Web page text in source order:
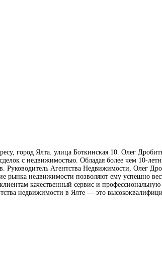
город Ялта. улица Боткинская 10. Олег
с недвижимостью. Обладая более чем 10-
Агентства Недвижимости, Олег
рынка недвижимости позволяют ему успешно
качественный сервис и
недвижимости в Ялте — это